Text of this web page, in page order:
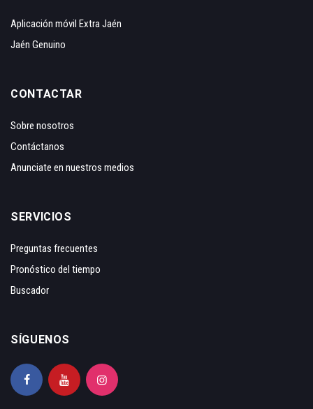
Aplicación móvil Extra Jaén
Jaén Genuino
CONTACTAR
Sobre nosotros
Contáctanos
Anunciate en nuestros medios
SERVICIOS
Preguntas frecuentes
Pronóstico del tiempo
Buscador
SÍGUENOS